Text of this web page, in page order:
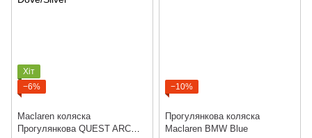
Хіт
−6%
Maclaren коляска
Прогулянкова QUEST ARC
−10%
Прогулянкова коляска
Maclaren BMW Blue